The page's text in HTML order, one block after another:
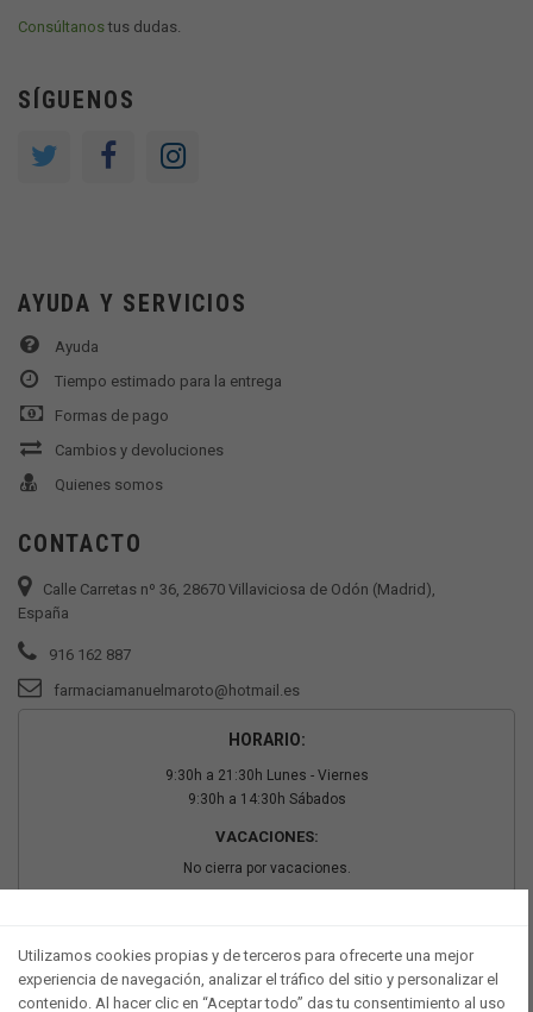
Consúltanostus dudas.
SÍGUENOS
AYUDA Y SERVICIOS
Ayuda
Tiempo estimado para la entrega
Formas de pago
Cambios y devoluciones
Quienes somos
CONTACTO
Calle Carretas nº 36, 28670 Villaviciosa de Odón (Madrid),
España
916 162 887
farmaciamanuelmaroto@hotmail.es
HORARIO:
9:30h a 21:30h Lunes - Viernes
9:30h a 14:30h Sábados
VACACIONES:
No cierra por vacaciones.
Utilizamos cookies propias y de terceros para ofrecerte una mejor
experiencia de navegación, analizar el tráfico del sitio y personalizar el
contenido. Al hacer clic en “Aceptar todo” das tu consentimiento al uso